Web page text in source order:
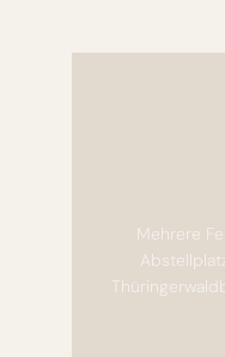
Mehrere